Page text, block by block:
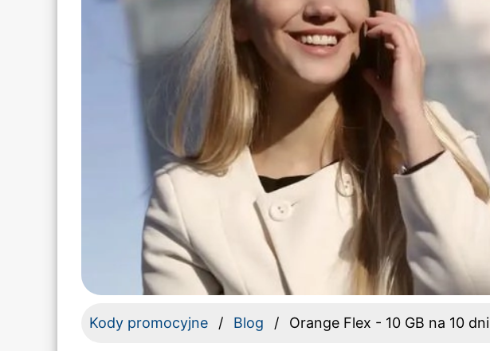
Kody promocyjne Blog Orange Flex - 10 GB na 10 dni